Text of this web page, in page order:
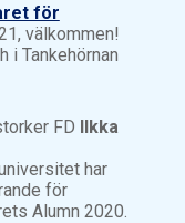
för
välkommen!
i Tankehörnan
FD Ilkka
har
för
Alumn 2020.